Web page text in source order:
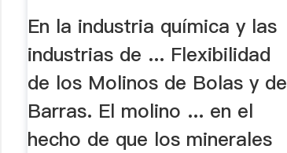
En la industria química y las
industrias de ... Flexibilidad
de los Molinos de Bolas y de
Barras. El molino ... en el
hecho de que los minerales